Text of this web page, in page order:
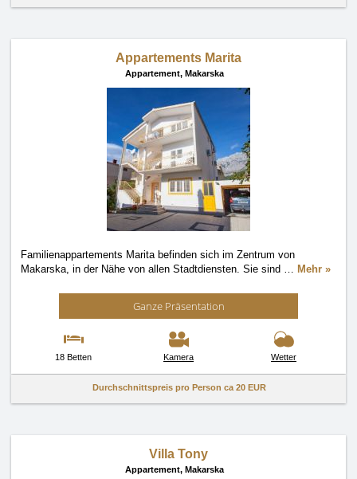
Appartements Marita
Appartement, Makarska
Familienappartements Marita befinden sich im Zentrum von
Makarska, in der Nähe von allen Stadtdiensten. Sie sind … Mehr »
Ganze Präsentation
18 Betten Kamera Wetter
Durchschnittspreis pro Person ca 20 EUR
Villa Tony
Appartement, Makarska